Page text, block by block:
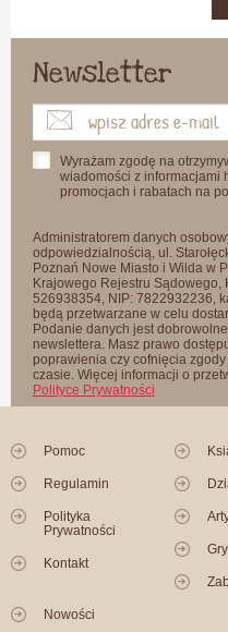
Newsletter
Wyrażam zgodę na
wiadomości z informacjami
promocjach i rabatach na
Administratorem danych
odpowiedzialnością, ul.
Poznań Nowe Miasto i Wilda w
Krajowego Rejestru Sądowego,
526938354, NIP: 7822932236,
będą przetwarzane w celu
Podanie danych jest
newslettera. Masz prawo
poprawienia czy cofnięcia
czasie. Więcej informacji o
Polityce Prywatności
Pomoc
Regulamin
Polityka
Prywatności
Kontakt
Gry
Nowości